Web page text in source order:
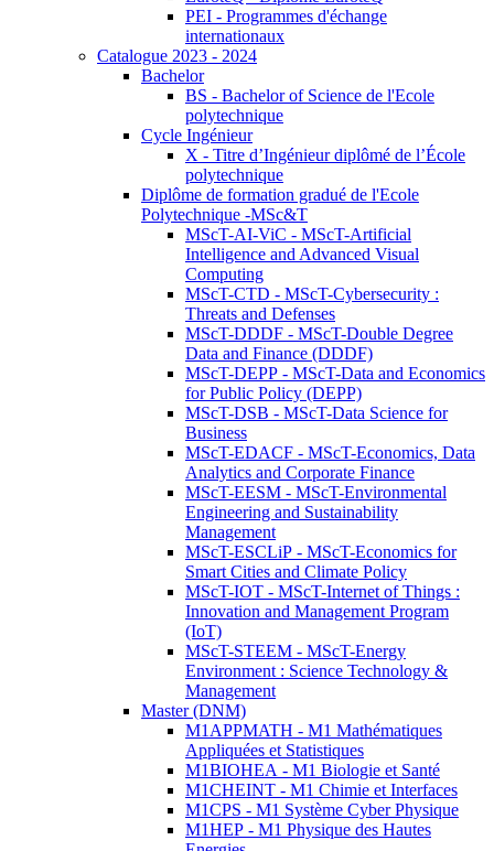
PEI - Programmes d'échange
internationaux
Catalogue 2023 - 2024
Bachelor
BS - Bachelor of Science de l'Ecole
polytechnique
Cycle Ingénieur
X - Titre d’Ingénieur diplômé de l’École
polytechnique
Diplôme de formation gradué de l'Ecole
Polytechnique -MSc&T
MScT-AI-ViC - MScT-Artificial
Intelligence and Advanced Visual
Computing
MScT-CTD - MScT-Cybersecurity :
Threats and Defenses
MScT-DDDF - MScT-Double Degree
Data and Finance (DDDF)
MScT-DEPP - MScT-Data and Economics
for Public Policy (DEPP)
MScT-DSB - MScT-Data Science for
Business
MScT-EDACF - MScT-Economics, Data
Analytics and Corporate Finance
MScT-EESM - MScT-Environmental
Engineering and Sustainability
Management
MScT-ESCLiP - MScT-Economics for
Smart Cities and Climate Policy
MScT-IOT - MScT-Internet of Things :
Innovation and Management Program
(IoT)
MScT-STEEM - MScT-Energy
Environment : Science Technology &
Management
Master (DNM)
M1APPMATH - M1 Mathématiques
Appliquées et Statistiques
M1BIOHEA - M1 Biologie et Santé
M1CHEINT - M1 Chimie et Interfaces
M1CPS - M1 Système Cyber Physique
M1HEP - M1 Physique des Hautes